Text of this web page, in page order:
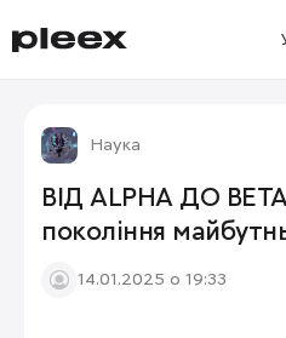
Наука
ВІД ALPHA ДО
покоління
14.01.2025 о 19:33